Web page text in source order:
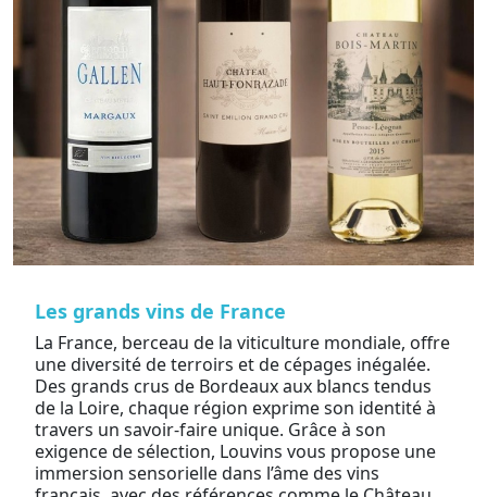
Les grands vins de France
La France, berceau de la viticulture mondiale, offre
une diversité de terroirs et de cépages inégalée.
Des grands crus de Bordeaux aux blancs tendus
de la Loire, chaque région exprime son identité à
travers un savoir-faire unique. Grâce à son
exigence de sélection, Louvins vous propose une
immersion sensorielle dans l’âme des vins